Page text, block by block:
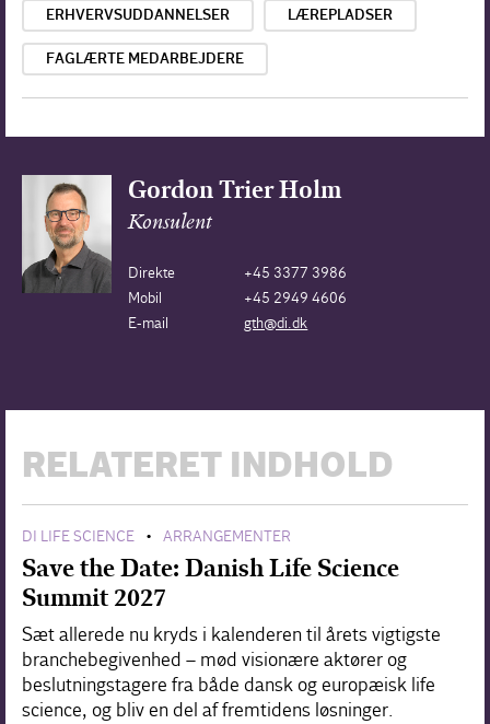
ERHVERVSUDDANNELSER LÆREPLADSER
FAGLÆRTE MEDARBEJDERE
Gordon Trier Holm
Konsulent
Direkte
+45 3377 3986
Mobil
+45 2949 4606
E-mail
gth@di.dk
RELATERET INDHOLD
DI LIFE SCIENCE • ARRANGEMENTER
Save the Date: Danish Life Science
Summit 2027
Sæt allerede nu kryds i kalenderen til årets vigtigste
branchebegivenhed – mød visionære aktører og
beslutningstagere fra både dansk og europæisk life
science, og bliv en del af fremtidens løsninger.